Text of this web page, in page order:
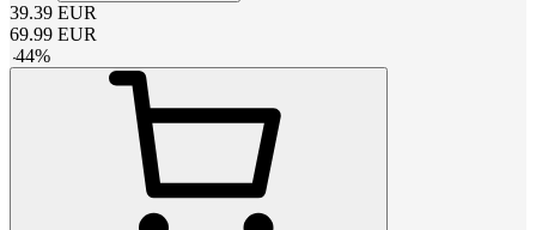
39.39 EUR
69.99 EUR
-44%